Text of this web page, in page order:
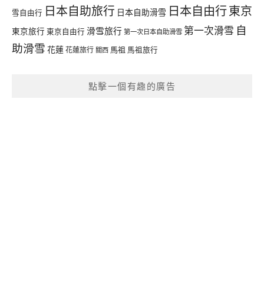
雪自由行 日本自助旅行 日本自助滑雪 日本自由行東京
東京旅行 東京自由行 滑雪旅行 第一次日本自助滑雪 第一次滑雪 自
助滑雪 花蓮花蓮旅行 關西 馬祖 馬祖旅行
點擊一個有趣的廣告